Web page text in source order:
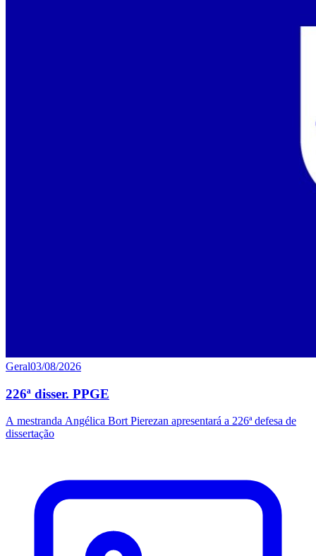
Geral03/08/2026
226ª disser. PPGE
A mestranda Angélica Bort Pierezan apresentará a 226ª defesa de
dissertação